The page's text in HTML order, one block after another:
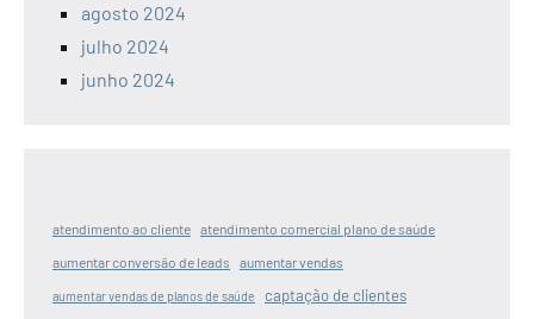
agosto 2024
julho 2024
junho 2024
atendimento ao cliente atendimento comercial plano de saúde
aumentar conversão de leads
aumentar vendas
aumentar vendas de planos de saúde captação de clientes